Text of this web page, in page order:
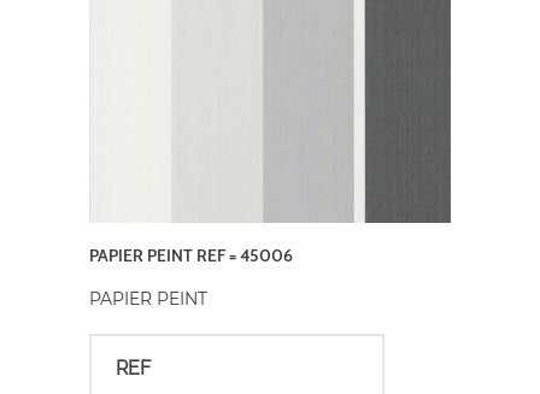
PAPIER PEINT REF = 45006
PAPIER PEINT
REF